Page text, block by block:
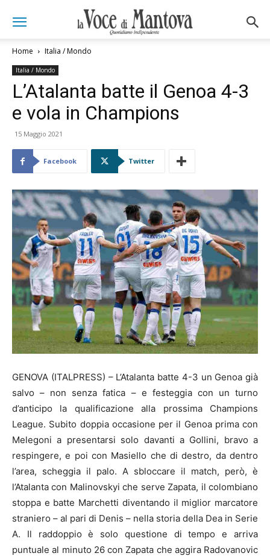
Home Italia / Mondo
Italia / Mondo
L’Atalanta batte il Genoa 4-3
e vola in Champions
15 Maggio 2021
Facebook Twitter
GENOVA (ITALPRESS) – L’Atalanta batte 4-3 un Genoa già
salvo – non senza fatica – e festeggia con un turno
d’anticipo la qualificazione alla prossima Champions
League. Subito doppia occasione per il Genoa prima con
Melegoni a presentarsi solo davanti a Gollini, bravo a
respingere, e poi con Masiello che di destro, da dentro
l’area, scheggia il palo. A sbloccare il match, però, è
l’Atalanta con Malinovskyi che serve Zapata, il colombiano
stoppa e batte Marchetti diventando il miglior marcatore
straniero – al pari di Denis – nella storia della Dea in Serie
A. Il raddoppio è solo questione di tempo e arriva
puntuale al minuto 26 con Zapata che aggira Radovanovic